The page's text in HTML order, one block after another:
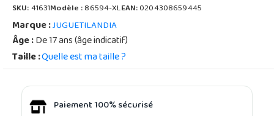
SKU:41631Modèle :86594-XLEAN:0204308659445
Marque :JUGUETILANDIA
Âge :De 17 ans (âge indicatif)
Taille :Quelle est ma taille ?
Paiement 100% sécurisé